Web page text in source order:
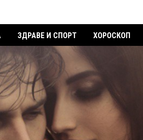
ЗДРАВЕ И СПОРТ ХОРОСКОП